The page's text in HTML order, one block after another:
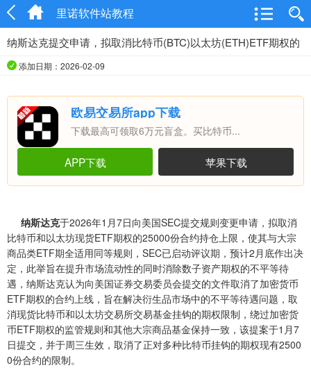
里诺软件站教程
纳斯达克提交申请，拟取消比特币(BTC)以太坊(ETH)ETF期权的
添加日期：2026-02-09
欧易交易所app下载
下载最高可领取6万元盲盒。买比特币...
APP下载 苹果下载
纳斯达克于2026年1月7日向美国SEC提交规则变更申请，拟取消
比特币和以太坊现货ETF期权的25000份合约持仓上限，使其与大宗
商品类ETF期全适用同等规则，SEC已启动评议期，预计2月底作出决
定，此举旨在提升市场流动性的同时消除数子资产期权的不平等待
遇，纳斯达克认为向美国证券交易委员会提交的文件取消了加密货币
ETF期权的合约上线，旨在解决衍生品市场中的不平等待遇问题，取
消现货比特币和以太坊交易所交易基金挂钩的期权限制，绕过加密货
币ETF期权的监管规则和其他大宗商品基金保持一致，该提案于1月7
日提交，并于周三生效，取消了正对多种比特币挂钩的期权现有2500
0份合约的限制。